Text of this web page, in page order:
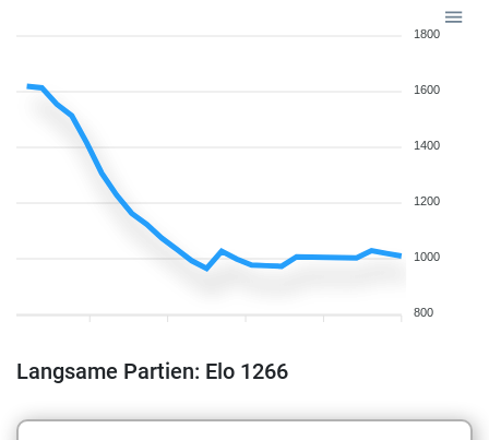
1800
1600
1400
1200
1000
800
Langsame Partien: Elo 1266